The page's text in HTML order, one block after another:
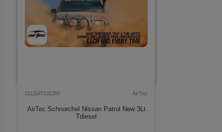
011SAT0313W AirTec
AirTec Schnorchel Nissan Patrol New 3Lt
Tdiesel